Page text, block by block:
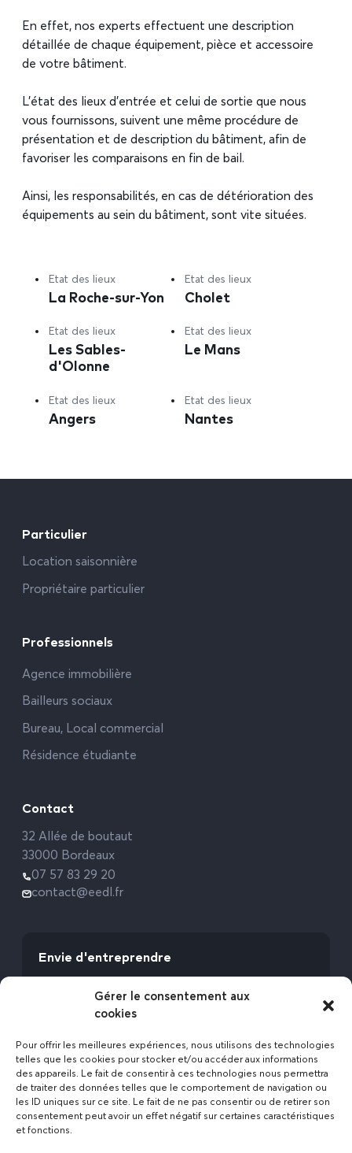
Gérer le consentement aux
cookies
Pour offrir les meilleures expériences, nous utilisons des technologies
telles que les cookies pour stocker et/ou accéder aux informations
des appareils. Le fait de consentir à ces technologies nous permettra
de traiter des données telles que le comportement de navigation ou
les ID uniques sur ce site. Le fait de ne pas consentir ou de retirer son
consentement peut avoir un effet négatif sur certaines caractéristiques
et fonctions.
En effet, nos experts effectuent une description
détaillée de chaque équipement, pièce et accessoire
de votre bâtiment.
L’état des lieux d’entrée et celui de sortie que nous
vous fournissons, suivent une même procédure de
présentation et de description du bâtiment, afin de
favoriser les comparaisons en fin de bail.
Ainsi, les responsabilités, en cas de détérioration des
équipements au sein du bâtiment, sont vite situées.
Etat des lieux
La Roche-sur-Yon
Etat des lieux
Cholet
Etat des lieux
Les Sables-
d'Olonne
Etat des lieux
Le Mans
Etat des lieux
Angers
Etat des lieux
Nantes
Particulier
Location saisonnière
Propriétaire particulier
Professionnels
Agence immobilière
Bailleurs sociaux
Bureau, Local commercial
Résidence étudiante
Contact
32 Allée de boutaut
33000 Bordeaux
07 57 83 29 20
contact@eedl.fr
Envie d'entreprendre
avec l’Expert Etat des Lieux !
Rejoignez-nous